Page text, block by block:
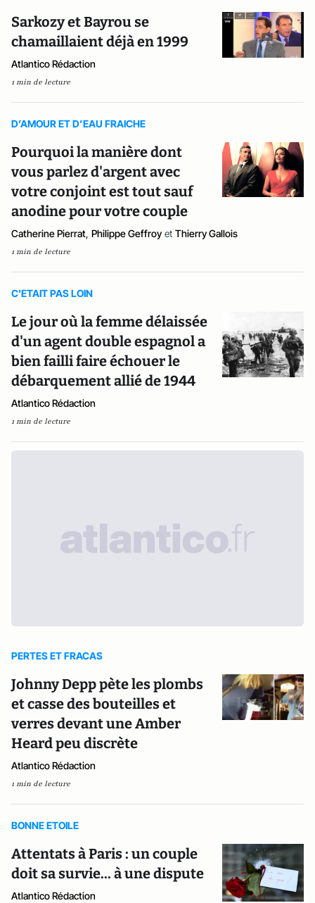
Sarkozy et Bayrou se
chamaillaient déjà en 1999
Atlantico Rédaction
1 min de lecture
D’AMOUR ET D’EAU FRAICHE
Pourquoi la manière dont
vous parlez d'argent avec
votre conjoint est tout sauf
anodine pour votre couple
Catherine Pierrat, Philippe Geffroy et Thierry Gallois
1 min de lecture
C'ETAIT PAS LOIN
Le jour où la femme délaissée
d'un agent double espagnol a
bien failli faire échouer le
débarquement allié de 1944
Atlantico Rédaction
1 min de lecture
PERTES ET FRACAS
Johnny Depp pète les plombs
et casse des bouteilles et
verres devant une Amber
Heard peu discrète
Atlantico Rédaction
1 min de lecture
BONNE ETOILE
Attentats à Paris : un couple
doit sa survie... à une dispute
Atlantico Rédaction